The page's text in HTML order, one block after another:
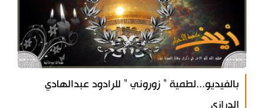
بالفيديو...لطمية " زوروني " للرادود عبدالهادي
الدرازي